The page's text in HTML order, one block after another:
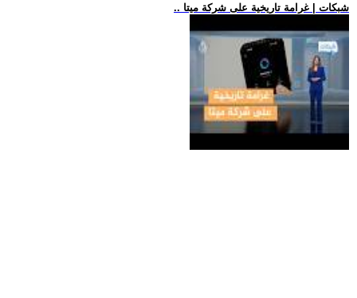
.. شبكات | غرامة تاريخية على شركة ميتا